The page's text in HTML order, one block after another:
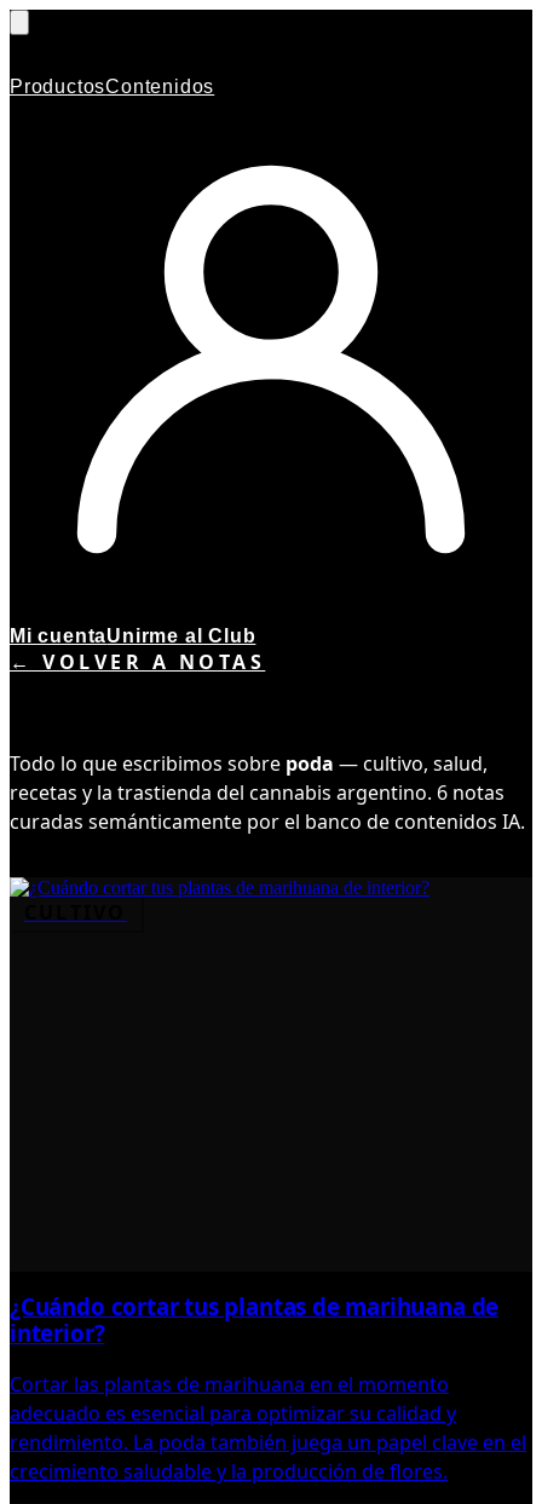
ProductosContenidos
Mi cuentaUnirme al Club
← VOLVER A NOTAS
Todo lo que escribimos sobre poda — cultivo, salud,
recetas y la trastienda del cannabis argentino. 6 notas
curadas semánticamente por el banco de contenidos IA.
¿Cuándo cortar tus plantas de marihuana de
interior?
Cortar las plantas de marihuana en el momento
adecuado es esencial para optimizar su calidad y
rendimiento. La poda también juega un papel clave en el
crecimiento saludable y la producción de flores.